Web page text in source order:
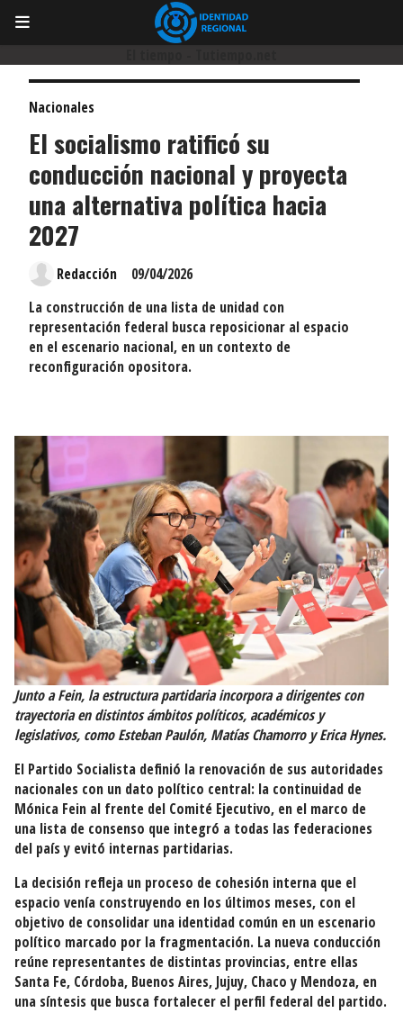
El socialismo ratificó su
conducción nacional y proyecta
una alternativa política hacia
2027
La construcción de una lista de unidad con
representación federal busca reposicionar al espacio
en el escenario nacional, en un contexto de
reconfiguración opositora.
Nacionales
09/04/2026
Redacción
Junto a Fein, la estructura partidaria incorpora a dirigentes con
trayectoria en distintos ámbitos políticos, académicos y
legislativos, comoEsteban Paulón, Matías ChamorroyErica Hynes.
El Partido Socialista definió la renovación de sus autoridades
nacionales con un dato político central: la continuidad de
Mónica Fein al frente del Comité Ejecutivo, en el marco de
una lista de consenso que integró a todas las federaciones
del país y evitó internas partidarias.
La decisión refleja un proceso de cohesión interna que el
espacio venía construyendo en los últimos meses, con el
objetivo de consolidar una identidad común en un escenario
político marcado por la fragmentación. La nueva conducción
reúne representantes de distintas provincias, entre ellas
Santa Fe, Córdoba, Buenos Aires, Jujuy, Chaco y Mendoza, en
una síntesis que busca fortalecer el perfil federal del partido.